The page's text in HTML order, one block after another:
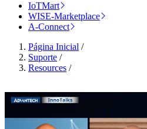
IoTMart
WISE-Marketplace
A-Connect
Página Inicial /
Suporte /
Resources /